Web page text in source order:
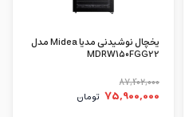
یخچال نوشیدنی مدیا Midea مدل
MDRW150FGG22
87,402,000
75,900,000 تومان